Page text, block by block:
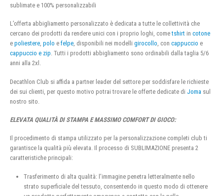
sublimate e 100% personalizzabili
L’offerta abbigliamento personalizzato è dedicata a tutte le collettività che
cercano dei prodotti da rendere unici con i proprio loghi, cometshirt in cotone
e poliestere, polo e felpe, disponibili nei modelli girocollo, con cappuccio e
cappuccio e zip. Tutti i prodotti abbigliamento sono ordinabili dalla taglia 5/6
anni alla 2xl.
Decathlon Club si affida a partner leader del settore per soddisfare le richieste
dei sui clienti, per questo motivo potrai trovare le offerte dedicate di Joma sul
nostro sito.
ELEVATA QUALITÀ DI STAMPA E MASSIMO COMFORT DI GIOCO:
Il procedimento di stampa utilizzato per la personalizzazione completi club ti
garantisce la qualità più elevata. Il processo di SUBLIMAZIONE presenta 2
caratteristiche principali:
Trasferimento di alta qualità: l’immagine penetra letteralmente nello
strato superficiale del tessuto, consentendo in questo modo di ottenere